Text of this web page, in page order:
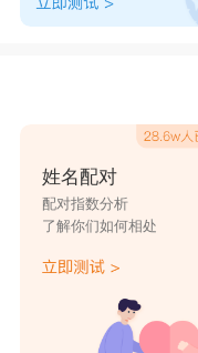
姓名配对
配对指数分析
了解你们如何相处